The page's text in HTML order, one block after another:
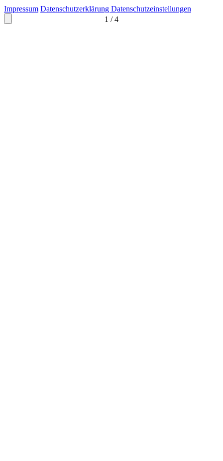
1 /4
Impressum Datenschutzerklärung Datenschutzeinstellungen